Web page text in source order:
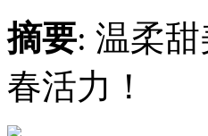
摘要: 温柔
春活力！